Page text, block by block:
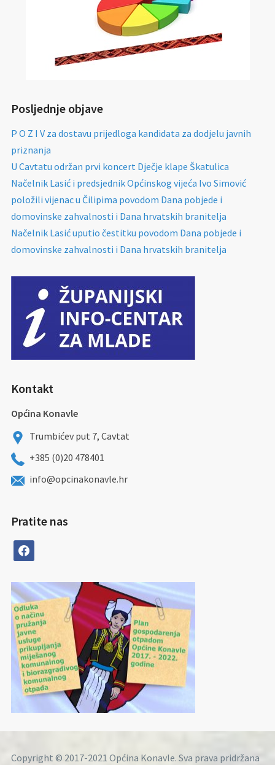
Posljednje objave
P O Z I V za dostavu prijedloga kandidata za dodjelu javnih
priznanja
U Cavtatu održan prvi koncert Dječje klape Škatulica
Načelnik Lasić i predsjednik Općinskog vijeća Ivo Simović
položili vijenac u Čilipima povodom Dana pobjede i
domovinske zahvalnosti i Dana hrvatskih branitelja
Načelnik Lasić uputio čestitku povodom Dana pobjede i
domovinske zahvalnosti i Dana hrvatskih branitelja
Kontakt
Općina Konavle
Trumbićev put 7, Cavtat
+385 (0)20 478401
info@opcinakonavle.hr
Pratite nas
facebook
Copyright © 2017-2021 Općina Konavle. Sva prava pridržana